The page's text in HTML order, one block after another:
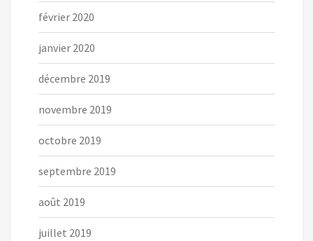
février 2020
janvier 2020
décembre 2019
novembre 2019
octobre 2019
septembre 2019
août 2019
juillet 2019